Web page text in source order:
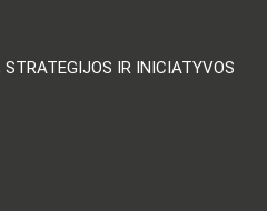
IR INICIATYVOS